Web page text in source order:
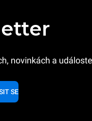
novinkách a
SE